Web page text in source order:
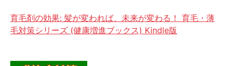
育毛剤の効果: 髪が変われば、未来が変わる！ 育毛・薄
毛対策シリーズ (健康増進ブックス) Kindle版